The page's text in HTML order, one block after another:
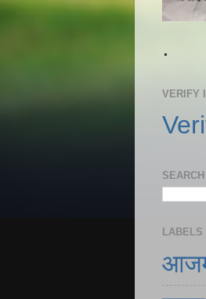
.
VERIFY
LABELS